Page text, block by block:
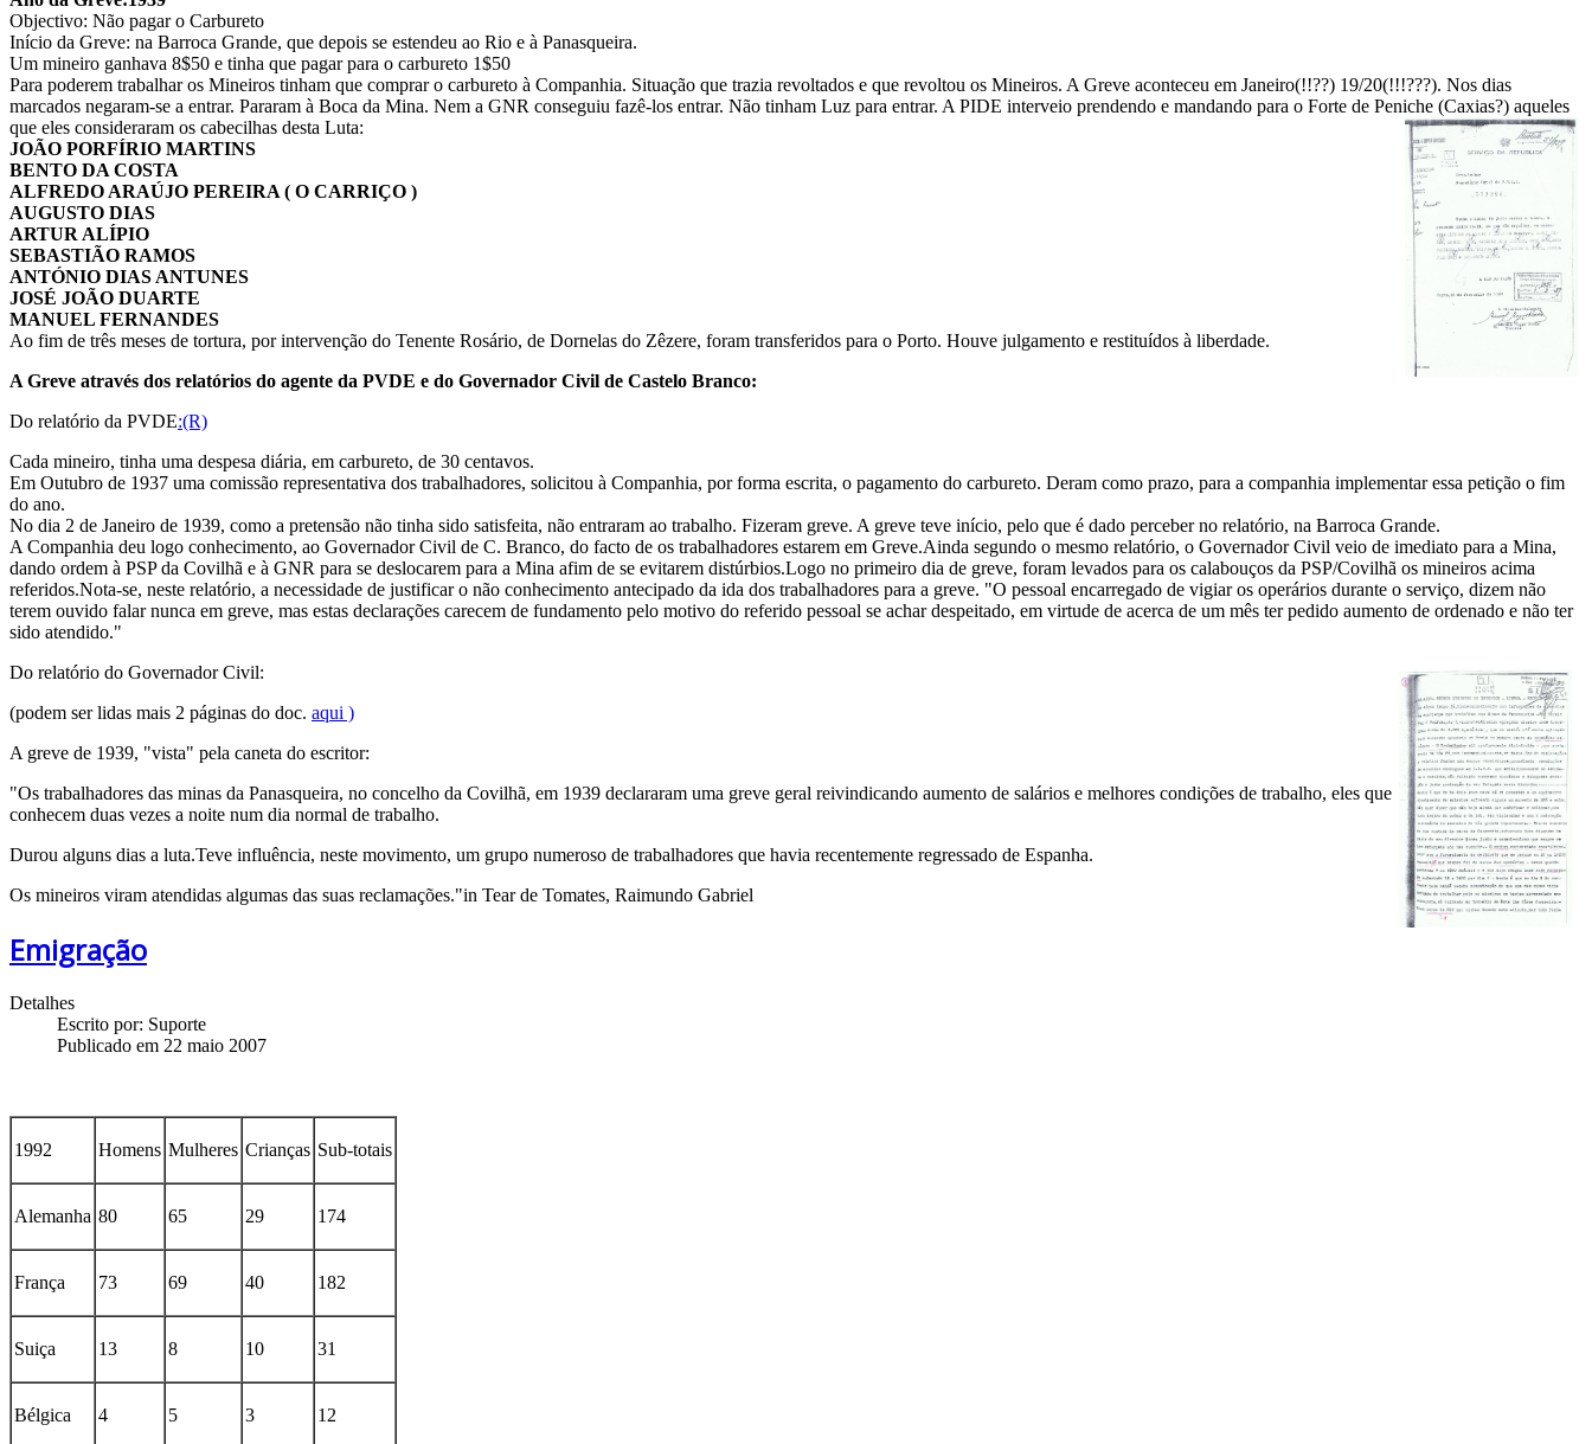
Objectivo: Não pagar o Carbureto
Início da Greve: na Barroca Grande, que depois se estendeu ao Rio e à Panasqueira.
Um mineiro ganhava 8$50 e tinha que pagar para o carbureto 1$50
Para poderem trabalhar os Mineiros tinham que comprar o carbureto à Companhia. Situação que trazia revoltados e que revoltou os Mineiros. A Greve aconteceu em Janeiro(!!??) 19/20(!!!???). Nos dias
marcados negaram-se a entrar. Pararam à Boca da Mina. Nem a GNR conseguiu fazê-los entrar. Não tinham Luz para entrar. A PIDE interveio prendendo e mandando para o Forte de Peniche (Caxias?) aqueles
que eles consideraram os cabecilhas desta Luta:
JOÃO PORFÍRIO MARTINS
BENTO DA COSTA
ALFREDO ARAÚJO PEREIRA ( O CARRIÇO )
AUGUSTO DIAS
ARTUR ALÍPIO
SEBASTIÃO RAMOS
ANTÓNIO DIAS ANTUNES
JOSÉ JOÃO DUARTE
MANUEL FERNANDES
Ao fim de três meses de tortura, por intervenção do Tenente Rosário, de Dornelas do Zêzere, foram transferidos para o Porto. Houve julgamento e restituídos à liberdade.
A Greve através dos relatórios do agente da PVDE e do Governador Civil de Castelo Branco:
Do relatório da PVDE:(R)
Cada mineiro, tinha uma despesa diária, em carbureto, de 30 centavos.
Em Outubro de 1937 uma comissão representativa dos trabalhadores, solicitou à Companhia, por forma escrita, o pagamento do carbureto. Deram como prazo, para a companhia implementar essa petição o fim
do ano.
No dia 2 de Janeiro de 1939, como a pretensão não tinha sido satisfeita, não entraram ao trabalho. Fizeram greve. A greve teve início, pelo que é dado perceber no relatório, na Barroca Grande.
A Companhia deu logo conhecimento, ao Governador Civil de C. Branco, do facto de os trabalhadores estarem em Greve.Ainda segundo o mesmo relatório, o Governador Civil veio de imediato para a Mina,
dando ordem à PSP da Covilhã e à GNR para se deslocarem para a Mina afim de se evitarem distúrbios.Logo no primeiro dia de greve, foram levados para os calabouços da PSP/Covilhã os mineiros acima
referidos.Nota-se, neste relatório, a necessidade de justificar o não conhecimento antecipado da ida dos trabalhadores para a greve. "O pessoal encarregado de vigiar os operários durante o serviço, dizem não
terem ouvido falar nunca em greve, mas estas declarações carecem de fundamento pelo motivo do referido pessoal se achar despeitado, em virtude de acerca de um mês ter pedido aumento de ordenado e não ter
sido atendido."
Do relatório do Governador Civil:
(podem ser lidas mais 2 páginas do doc. aqui )
A greve de 1939, "vista" pela caneta do escritor:
"Os trabalhadores das minas da Panasqueira, no concelho da Covilhã, em 1939 declararam uma greve geral reivindicando aumento de salários e melhores condições de trabalho, eles que
conhecem duas vezes a noite num dia normal de trabalho.
Durou alguns dias a luta.Teve influência, neste movimento, um grupo numeroso de trabalhadores que havia recentemente regressado de Espanha.
Os mineiros viram atendidas algumas das suas reclamações."in Tear de Tomates, Raimundo Gabriel
Emigração
Detalhes
Escrito por: Suporte
Publicado em 22 maio 2007
1992 Homens Mulheres Crianças Sub-totais
Alemanha 80 65 29 174
França 73 69 40 182
Suiça 13 8 10 31
Bélgica 4 5 3 12